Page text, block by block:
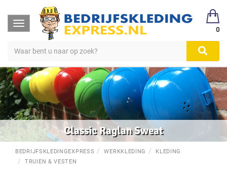
Toggle
navigation
0
Classic Raglan Sweat
BEDRIJFSKLEDINGEXPRESS WERKKLEDING
KLEDING
TRUIEN & VESTEN